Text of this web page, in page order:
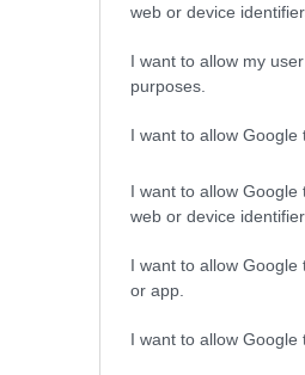
web or device
I want to allow my
purposes.
I want to allow Google
I want to allow
web or device
I want to allow
or app.
I want to allow Google